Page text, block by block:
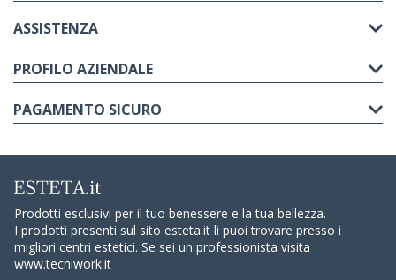
ASSISTENZA
PROFILO AZIENDALE
PAGAMENTO SICURO
Prodotti esclusivi per il tuo benessere e la tua bellezza.
I prodotti presenti sul sito esteta.it li puoi trovare presso i
migliori centri estetici. Se sei un professionista visita
www.tecniwork.it